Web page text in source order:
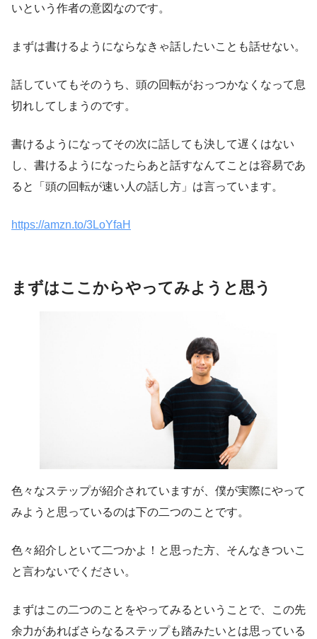
いという作者の意図 なのです。
まずは書けるようにならなきゃ話したいことも話せない。
話していてもそのうち、頭の回転がおっつかなくなって息
切れしてしまうのです。
書けるようになってその次に話しても決して遅くはない
し、書けるようになったらあと話すなんてことは容易であ
ると「頭の回転が速い人の話し方」は言っています。
https://amzn.to/3LoYfaH
まずはここからやってみようと思う
色々なステップが紹介されていますが、 僕が実際にやって
みようと思っているのは下の二つのことです。
色々紹介しといて二つかよ！と思った方、そんなきついこ
と言わないでください。
まずはこの二つのことをやってみるということで、この先
余力があればさらなるステップも踏みたいとは思っている